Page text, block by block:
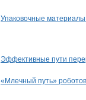
Упаковочные материалы
Эффективные пути
«Млечный путь» роботов